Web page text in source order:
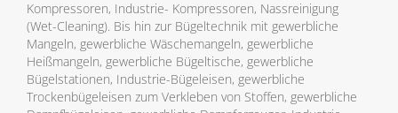
Kompressoren, Industrie- Kompressoren, Nassreinigung
(Wet-Cleaning). Bis hin zur Bügeltechnik mit gewerbliche
Mangeln, gewerbliche Wäschemangeln, gewerbliche
Heißmangeln, gewerbliche Bügeltische, gewerbliche
Bügelstationen, Industrie-Bügeleisen, gewerbliche
Trockenbügeleisen zum Verkleben von Stoffen, gewerbliche